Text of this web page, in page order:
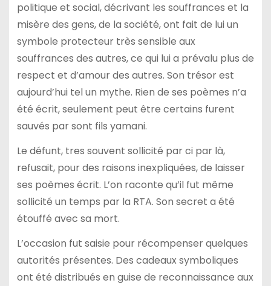
politique et social, décrivant les souffrances et la
misère des gens, de la société, ont fait de lui un
symbole protecteur très sensible aux
souffrances des autres, ce qui lui a prévalu plus de
respect et d’amour des autres. Son trésor est
aujourd’hui tel un mythe. Rien de ses poèmes n’a
été écrit, seulement peut être certains furent
sauvés par sont fils yamani.
Le défunt, tres souvent sollicité par ci par là,
refusait, pour des raisons inexpliquées, de laisser
ses poèmes écrit. L’on raconte qu’il fut même
sollicité un temps par la RTA. Son secret a été
étouffé avec sa mort.
L’occasion fut saisie pour récompenser quelques
autorités présentes. Des cadeaux symboliques
ont été distribués en guise de reconnaissance aux